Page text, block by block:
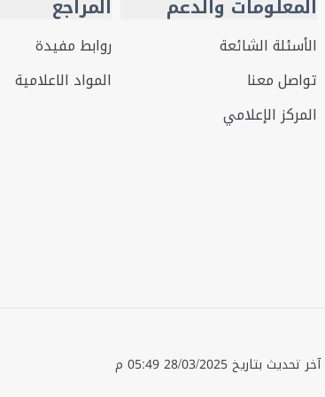
المعلومات والدعم
الأسئلة الشائعة
تواصل معنا
المركز الإعلامي
المراجع
روابط مفيدة
المواد الاعلامية
آخر تحديث بتاريخ28/03/2025 05:49 م